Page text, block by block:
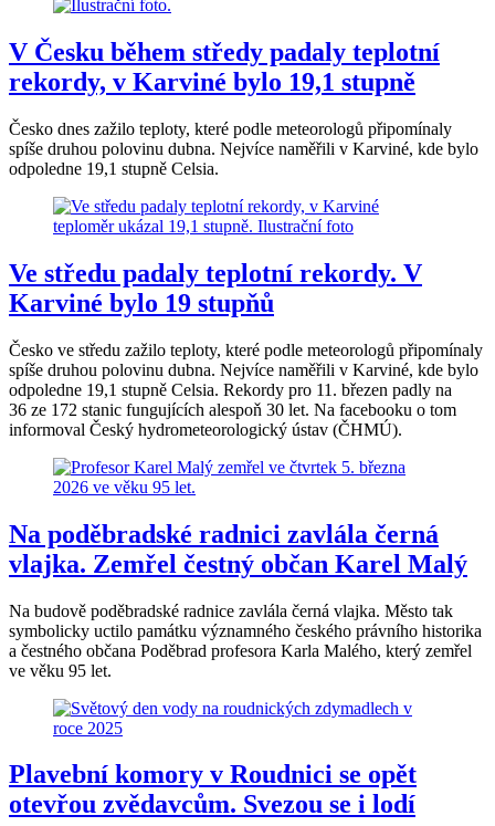
V Česku během středy padaly teplotní
rekordy, v Karviné bylo 19,1 stupně
Česko dnes zažilo teploty, které podle meteorologů připomínaly
spíše druhou polovinu dubna. Nejvíce naměřili v Karviné, kde bylo
odpoledne 19,1 stupně Celsia.
Ve středu padaly teplotní rekordy. V
Karviné bylo 19 stupňů
Česko ve středu zažilo teploty, které podle meteorologů připomínaly
spíše druhou polovinu dubna. Nejvíce naměřili v Karviné, kde bylo
odpoledne 19,1 stupně Celsia. Rekordy pro 11. březen padly na
36 ze 172 stanic fungujících alespoň 30 let. Na facebooku o tom
informoval Český hydrometeorologický ústav (ČHMÚ).
Na poděbradské radnici zavlála černá
vlajka. Zemřel čestný občan Karel Malý
Na budově poděbradské radnice zavlála černá vlajka. Město tak
symbolicky uctilo památku významného českého právního historika
a čestného občana Poděbrad profesora Karla Malého, který zemřel
ve věku 95 let.
Plavební komory v Roudnici se opět
otevřou zvědavcům. Svezou se i lodí